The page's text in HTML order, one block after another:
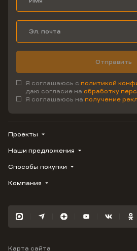
Отправить
Я соглашаюсь с политикой
даю согласие на обработку
Я соглашаюсь на получение
Проекты
ВЕРН
1799
Флора
Наши предложения
Купить квартиру
Студию
3-комнатную
Способы покупки
Трейд-ин
100% оплата
Компания
Карьера
Карта сайта